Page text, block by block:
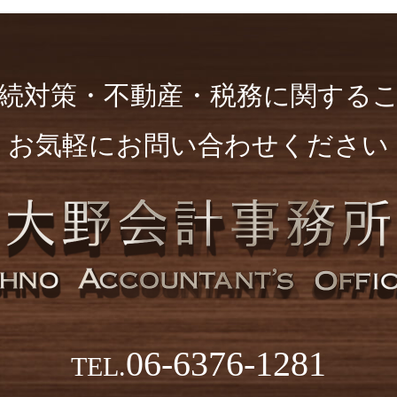
対策・不動産・ 税務に関する
お気軽にお問い合わせください
TEL.06-6376-1281